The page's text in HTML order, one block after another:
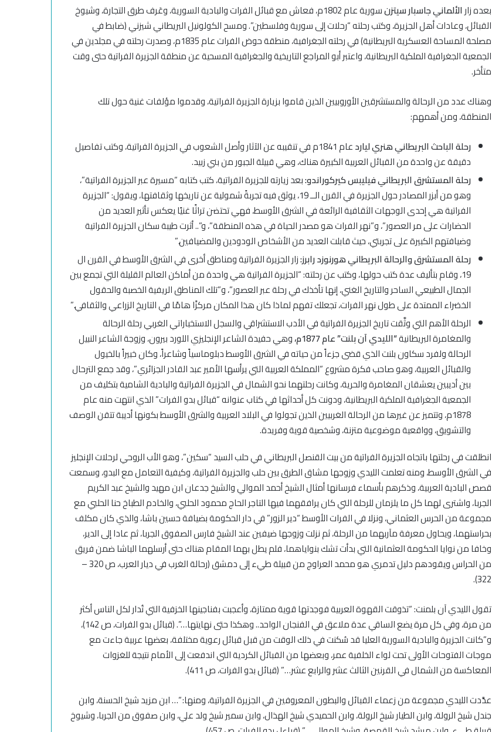
بعده زارالألماني جاسبار سيتزن
سورية عام 1802م، فعاش مع قبائل الفرات والبادية السورية، وعَرف طرق التجارة، وشيوخ
القبائل، وعادات أهل الجزيرة، وكتب رحلته “رحلات إلى سورية وفلسطين”. ومسح الكولونيل البريطاني شيزني (ضابط في
مصلحة المساحة العسكرية البريطانية) في رحلته الجغرافية، منطقة حوض الفرات عام 1835م، وصدرت رحلته في مجلدين في
الجمعية الجغرافية الملكية البريطانية، واعتبر أبو المراجع التاريخية والجغرافية المسحية عن منطقة الجزيرة الفراتية حتى وقت
متأخر.
وهناك عدد من الرحالة والمستشرقين الأوروبيين الذين قاموا بزيارة الجزيرة الفراتية، وقدموا مؤلفات غنية حول تلك
المنطقة، ومن أهمهم:
رحلة الباحث البريطاني هنري ليارد
عام 1841م في تنقيبه عن الآثار وأصل الشعوب في الجزيرة الفراتية، وكتب تفاصيل
دقيقة عن واحدة من القبائل العربية الكبيرة هناك، وهي قبيلة الجبور من بني زبيد.
رحلة المستشرق البريطاني فيليبس كيركوراندو:بعد زيارته للجزيرة الفراتية، كتب كتابه “مسيرة عبر الجزيرة الفراتية”،
وهو من أبزر المصادر حول الجزيرة في القرن الــ 19، يوثق فيه تجربةً شمولية عن تاريخها وثقافتها، ويقول: “الجزيرة
الفراتية هي إحدى الوجهات الثقافية الرائعة في الشرق الأوسط، فهي تحتضن تراثًا غنيًا يعكس تأثير العديد من
الحضارات على مر العصور”، و”نهر الفرات هو مصدر الحياة في هذه المنطقة”، و”.. أثرت طيبة سكان الجزيرة الفراتية
وضيافتهم الكبيرة على تجربتي، حيث قابلت العديد من الأشخاص الودودين والمضيافين.”
رحلة المستشرق والرحالة البريطاني هورنوزد رابرز:زار الجزيرة الفراتية ومناطق أخرى في الشرق الأوسط في القرن ال
19، وقام بتأليف عدة كتب حولها، وكتب عن رحلته: “الجزيرة الفراتية هي واحدة من أماكن العالم القليلة التي تجمع بين
الجمال الطبيعي الساحر والتاريخ الغني، إنها تأخذك في رحلة عبر العصور”، و”تلك المناطق الريفية الخصبة والحقول
الخضراء الممتدة على طول نهر الفرات، تجعلك تفهم لماذا كان هذا المكان مركزًا هامًا في التاريخ الزراعي والثقافي.”
الرحلة الأهم التي وثَّقت تاريخ الجزيرة الفراتية في الأدب الاستشراقي والسجل الاستخباراتي الغربي رحلة الرحالة
والمغامرة البريطانية“الليدي آن بلنت” عام 1877م،
وهي حفيدة الشاعر الإنجليزي اللورد بيرون، وزوجة الشاعر النبيل
الرحالة ولفرد سكاون بلنت الذي قضى جزءاً من حياته في الشرق الأوسط دبلوماسياً وشاعراً، وكان خبيراً بالخيول
والقبائل العربية، وهو صاحب فكرة مشروع “المملكة العربية التي يرأسها الأمير عبد القادر الجزائري”، وقد جمع الترحال
بين أديبين يعشقان المغامرة والحرية، وكانت رحلتهما نحو الشمال في الجزيرة الفراتية والبادية الشامية بتكليف من
الجمعية الجغرافية الملكية البريطانية، ودونت كل أحداثها في كتاب عنوانه “قبائل بدو الفرات” الذي انتهت منه عام
1878م، وتتميز عن غيرها من الرحالة الغربيين الذين تجولوا في البلاد العربية والشرق الأوسط بكونها أديبة تتقن الوصف
والتشويق، وواقعية موضوعية متزنة، وشخصية قوية وفريدة.
انطلقت في رحلتها باتجاه الجزيرة الفراتية من بيت القنصل البريطاني في حلب السيد “سكين”، وهو الأب الروحي لرحلات الإنجليز
في الشرق الأوسط، ومنه تعلمت الليدي وزوجها مشاق الطرق بين حلب والجزيرة الفراتية، وكيفية التعامل مع البدو، وسمعت
قصص البادية العربية، وذكرهم بأسماء فرسانها أمثال الشيخ أحمد الموالي والشيخ جدعان ابن مهيد والشيخ عبد الكريم
الجربا، واشترى لهما كل ما يلزمان للرحلة التي كان يرافقهما فيها التاجر الحاج محمود الحلبي، والخادم الطباخ حنا الحلبي مع
مجموعة من الحرس العثماني، ونزلا في الفرات الأوسط “دير الزور” في دار الحكومة بضيافة حسين باشا، والذي كان مكلف
بحراستهما، ويحاول معرفة مآربهما من الرحلة، ثم نزلت وزوجها ضيفين عند الشيخ فارس الصفوق الجربا، ثم عادا إلى الدير،
وخافا من نوايا الحكومة العثمانية التي بدأت تشك بنواياهما، فلم يطل بهما المقام هناك حتى أرسلهما الباشا ضمن فريق
من الحراس ويقودهم دليل تدمري هو محمد العراوج من قبيلة طيء إلى دمشق (رحالة الغرب في ديار العرب، ص 320 –
322).
تقول الليدي آن بلمنت: “تذوقت القهوة العربية فوجدتها قوية ممتازة، وأعجبت بفناجينها الخزفية التي تُدار لكل الناس أكثر
من مرة، وفي كل مرة يضع الساقي عدة ملاعق في الفنجان الواحد.. وهكذا حتى نهايتها…”. (قبائل بدو الفرات، ص 142)،
و”كانت الجزيرة والبادية السورية العليا قد سُكنت في ذلك الوقت من قبل قبائل رعوية مختلفة، بعضها عربية جاءت مع
موجات الفتوحات الأولى تحت لواء الخلفية عمر، وبعضها من القبائل الكردية التي اندفعت إلى الأمام نتيجة للغزوات
المعاكسة من الشمال في القرنين الثالث عشر والرابع عشر…” (قبائل بدو الفرات، ص 411).
عدَّدت الليدي مجموعة من زعماء القبائل والبطون المعروفين في الجزيرة الفراتية، ومنها: “… ابن مزيد شيخ الحسنة، وابن
جندل شيخ الرولة، وابن الطيار شيخ الرولة، وابن الحميدي شيخ الهذال، وابن سمير شيخ ولد علي، وابن صفوق من الجربا، وشيوخ